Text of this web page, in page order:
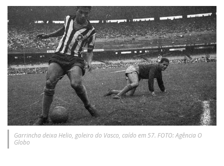
Garrincha deixa Helio, goleiro do Vasco, caído em 57. FOTO: Agência O
Globo